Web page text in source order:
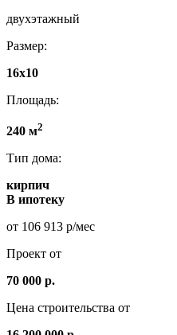
двухэтажный
Размер:
16x10
Площадь:
240 м2
Тип дома:
кирпич
В ипотеку
от 106 913 р/мес
Проект от
70 000 р.
Цена строительства от